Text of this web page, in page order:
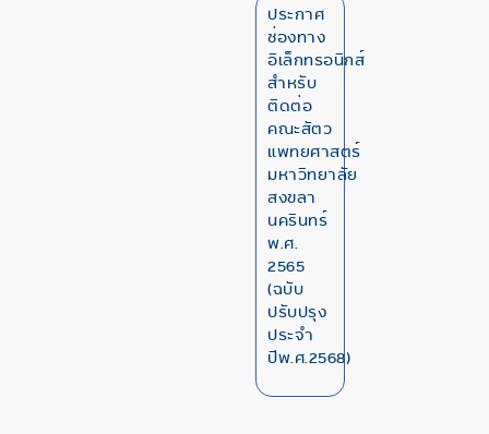
ประกาศ
ช่องทาง
อิเล็กทรอนิกส์
สำหรับ
ติดต่อ
คณะสัตว
แพทยศาสตร์
มหาวิทยาลัย
สงขลา
นครินทร์
พ.ศ.
2565
(ฉบับ
ปรับปรุง
ประจำ
ปีพ.ศ.2568)